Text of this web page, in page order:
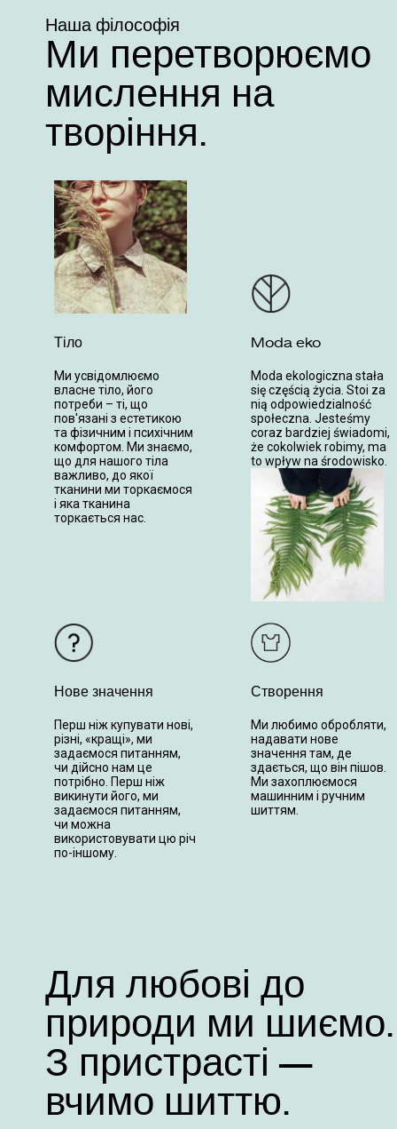
Наша філософія
Ми перетворюємо
мислення на
творіння.
Тіло
Ми усвідомлюємо
власне тіло, його
потреби – ті, що
пов'язані з естетикою
та фізичним і психічним
комфортом. Ми знаємо,
що для нашого тіла
важливо, до якої
тканини ми торкаємося
і яка тканина
торкається нас.
Moda eko
Moda ekologiczna stała
się częścią życia. Stoi za
nią odpowiedzialność
społeczna. Jesteśmy
coraz bardziej świadomi,
że cokolwiek robimy, ma
to wpływ na środowisko.
Нове значення
Перш ніж купувати нові,
різні, «кращі», ми
задаємося питанням,
чи дійсно нам це
потрібно. Перш ніж
викинути його, ми
задаємося питанням,
чи можна
використовувати цю річ
по-іншому.
Створення
Ми любимо обробляти,
надавати нове
значення там, де
здається, що він пішов.
Ми захоплюємося
машинним і ручним
шиттям.
Для любові до
природи ми шиємо.
З пристрасті —
вчимо шиттю.